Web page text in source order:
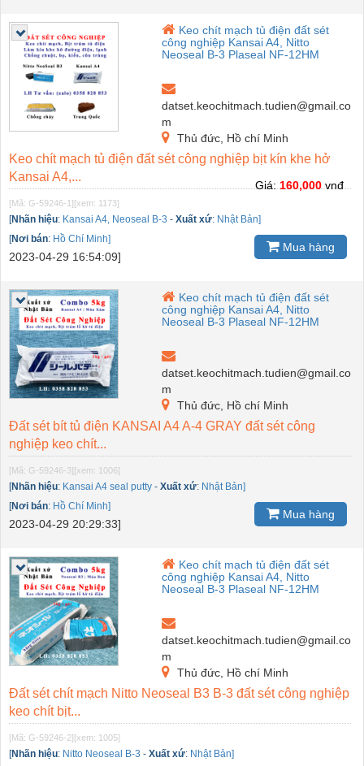
Keo chít mạch tủ điện đất sét
công nghiệp Kansai A4, Nitto
Neoseal B-3 Plaseal NF-12HM
datset.keochitmach.tudien@gmail.co
m
Thủ đức, Hồ chí Minh
Keo chít mạch tủ điện đất sét công nghiệp bịt kín khe hở
Kansai A4,...
[Mã: G-59246-1][xem: 1173]
[Nhãn hiệu: Kansai A4, Neoseal B-3 - Xuất xứ: Nhật Bản]
[Nơi bán: Hồ Chí Minh]
2023-04-29 16:54:09]
Giá: 160,000 vnđ
Mua hàng
Keo chít mạch tủ điện đất sét
công nghiệp Kansai A4, Nitto
Neoseal B-3 Plaseal NF-12HM
datset.keochitmach.tudien@gmail.co
m
Thủ đức, Hồ chí Minh
Đất sét bít tủ điện KANSAI A4 A-4 GRAY đất sét công
nghiệp keo chít...
[Mã: G-59246-3][xem: 1006]
[Nhãn hiệu: Kansai A4 seal putty - Xuất xứ: Nhật Bản]
[Nơi bán: Hồ Chí Minh]
2023-04-29 20:29:33]
Mua hàng
Keo chít mạch tủ điện đất sét
công nghiệp Kansai A4, Nitto
Neoseal B-3 Plaseal NF-12HM
datset.keochitmach.tudien@gmail.co
m
Thủ đức, Hồ chí Minh
Đất sét chít mạch Nitto Neoseal B3 B-3 đất sét công nghiệp
keo chít bịt...
[Mã: G-59246-2][xem: 1005]
[Nhãn hiệu: Nitto Neoseal B-3 - Xuất xứ: Nhật Bản]